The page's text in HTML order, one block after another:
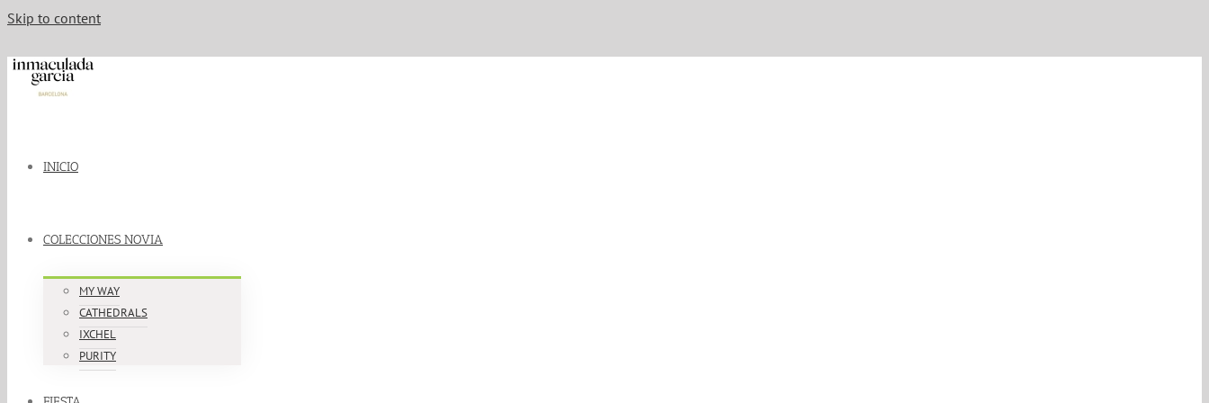
Skip to content
INICIO
COLECCIONES NOVIA
MY WAY
CATHEDRALS
IXCHEL
PURITY